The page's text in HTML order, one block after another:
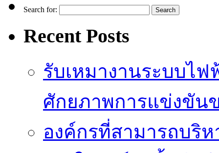
Search for:
Recent Posts
รับเหมางานระบบไ
ศักยภาพการแข่งขัน
องค์กรที่สามารถบริ